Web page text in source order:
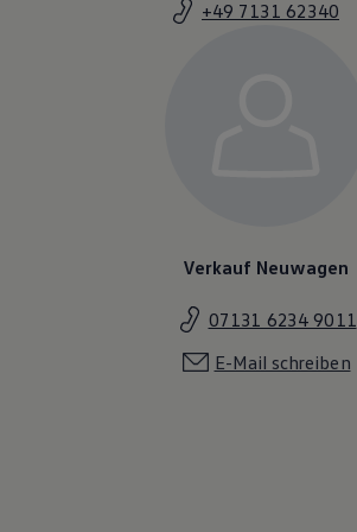
+49 7131 62340
Verkauf Neuwagen
07131 6234 9011
E-Mail schreiben